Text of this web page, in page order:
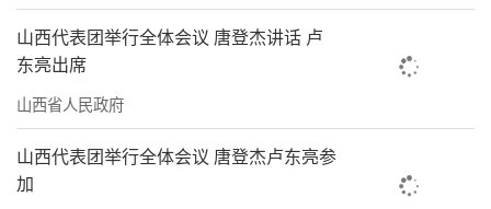
山西代表团举行全体会议 唐登杰讲话 卢
东亮出席
山西省人民政府
山西代表团举行全体会议 唐登杰卢东亮参
加